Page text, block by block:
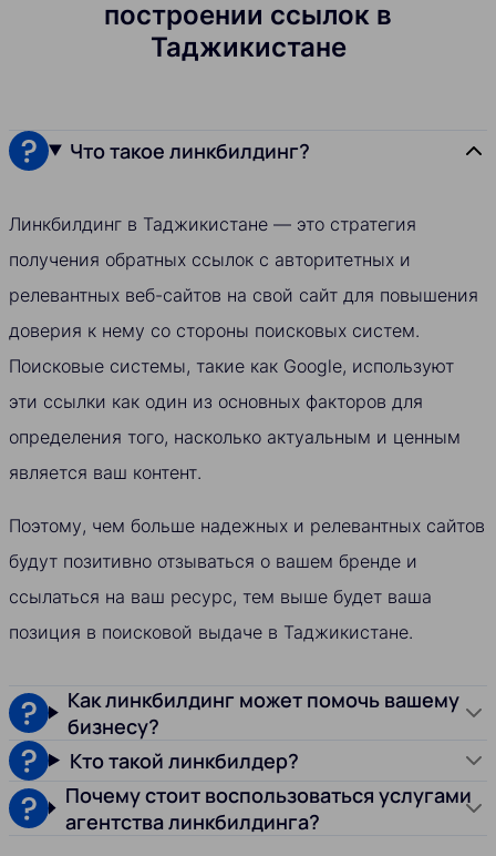
построении ссылок в
Таджикистане
Что такое линкбилдинг?
Линкбилдинг в Таджикистане — это стратегия
получения обратных ссылок с авторитетных и
релевантных веб-сайтов на свой сайт для повышения
доверия к нему со стороны поисковых систем.
Поисковые системы, такие как Google, используют
эти ссылки как один из основных факторов для
определения того, насколько актуальным и ценным
является ваш контент.
Поэтому, чем больше надежных и релевантных сайтов
будут позитивно отзываться о вашем бренде и
ссылаться на ваш ресурс, тем выше будет ваша
позиция в поисковой выдаче в Таджикистане.
Как линкбилдинг может помочь вашему
бизнесу?
Кто такой линкбилдер?
Почему стоит воспользоваться услугами
агентства линкбилдинга?